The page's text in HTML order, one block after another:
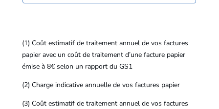
(1) Coût estimatif de traitement annuel de vos factures
papier avec un coût de traitement d’une facture papier
émise à 8€ selon un rapport du GS1
(2) Charge indicative annuelle de vos factures papier
(3) Coût estimatif de traitement annuel de vos factures